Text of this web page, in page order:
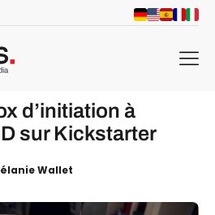
menu
d’initiation à
sur Kickstarter
Wallet